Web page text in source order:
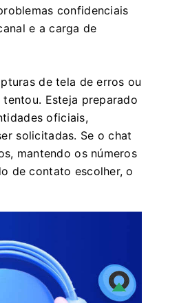
confidenciais
e a carga de
de tela de erros ou
Esteja preparado
oficiais,
solicitadas. Se o chat
mantendo os números
de contato escolher, o